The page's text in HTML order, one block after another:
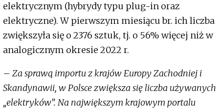
elektrycznym (hybrydy typu plug-in oraz
elektryczne). W pierwszym miesiącu br. ich liczba
zwiększyła się o 2376 sztuk, tj. o 56% więcej niż w
analogicznym okresie 2022 r.
– Za sprawą importu z krajów Europy Zachodniej i
Skandynawii, w Polsce zwiększa się liczba używanych
„elektryków”. Na największym krajowym portalu